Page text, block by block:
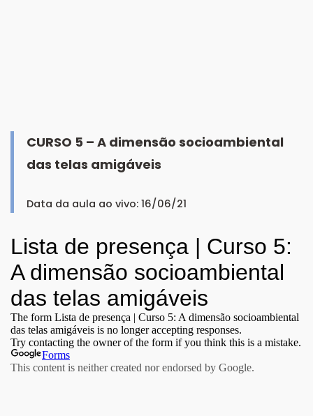
CURSO 5 – A dimensão socioambiental
das telas amigáveis
Data da aula ao vivo: 16/06/21